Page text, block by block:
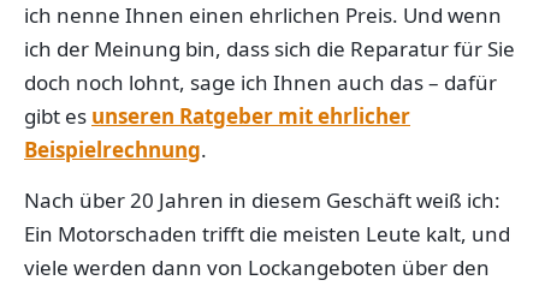
ich nenne Ihnen einen ehrlichen Preis. Und wenn
ich der Meinung bin, dass sich die Reparatur für Sie
doch noch lohnt, sage ich Ihnen auch das – dafür
gibt es unseren Ratgeber mit ehrlicher
Beispielrechnung.
Nach über 20 Jahren in diesem Geschäft weiß ich:
Ein Motorschaden trifft die meisten Leute kalt, und
viele werden dann von Lockangeboten über den